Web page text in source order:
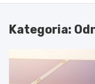
Kategoria: